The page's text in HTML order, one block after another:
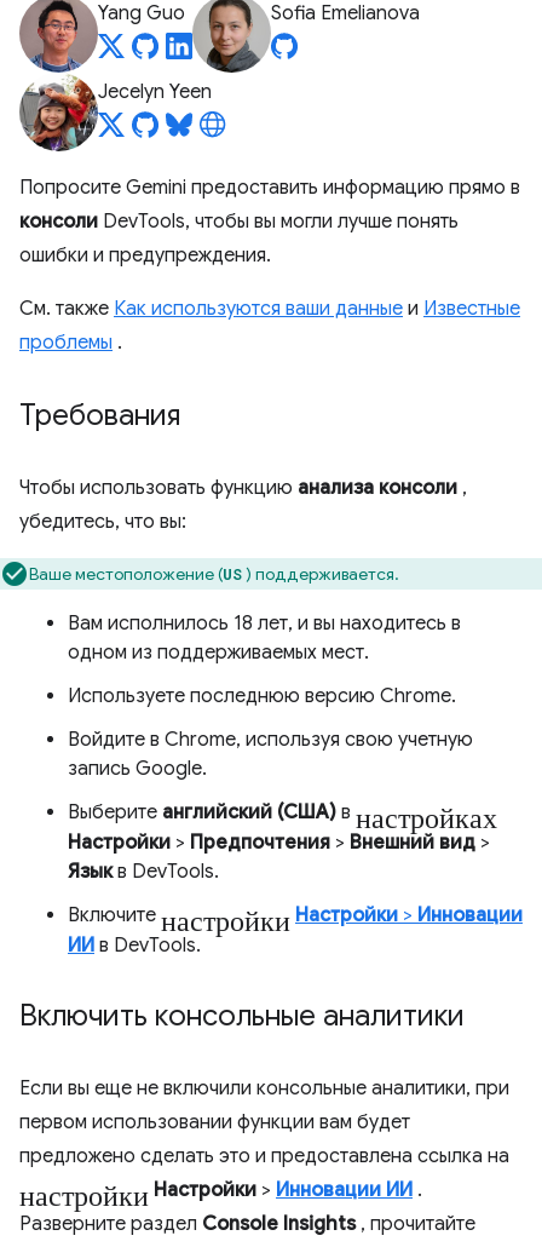
Yang Guo Sofia Emelianova
Jecelyn Yeen
Попросите Gemini предоставить информацию прямо в
консоли DevTools, чтобы вы могли лучше понять
ошибки и предупреждения.
См. также Как используются ваши данные и Известные
проблемы .
Требования
Чтобы использовать функцию анализа консоли ,
убедитесь, что вы:
Ваше местоположение (US) поддерживается.
Вам исполнилось 18 лет, и вы находитесь в
одном из поддерживаемых мест.
Используете последнюю версию Chrome.
Войдите в Chrome, используя свою учетную
запись Google.
Выберите английский (США) в настройках
Настройки > Предпочтения > Внешний вид >
Языкв DevTools.
Включите настройки Настройки > Инновации
ИИ в DevTools.
Включить консольные аналитики
Если вы еще не включили консольные аналитики, при
первом использовании функции вам будет
предложено сделать это и предоставлена ​​ссылка на
настройки Настройки > Инновации ИИ .
Разверните раздел Console Insights, прочитайте